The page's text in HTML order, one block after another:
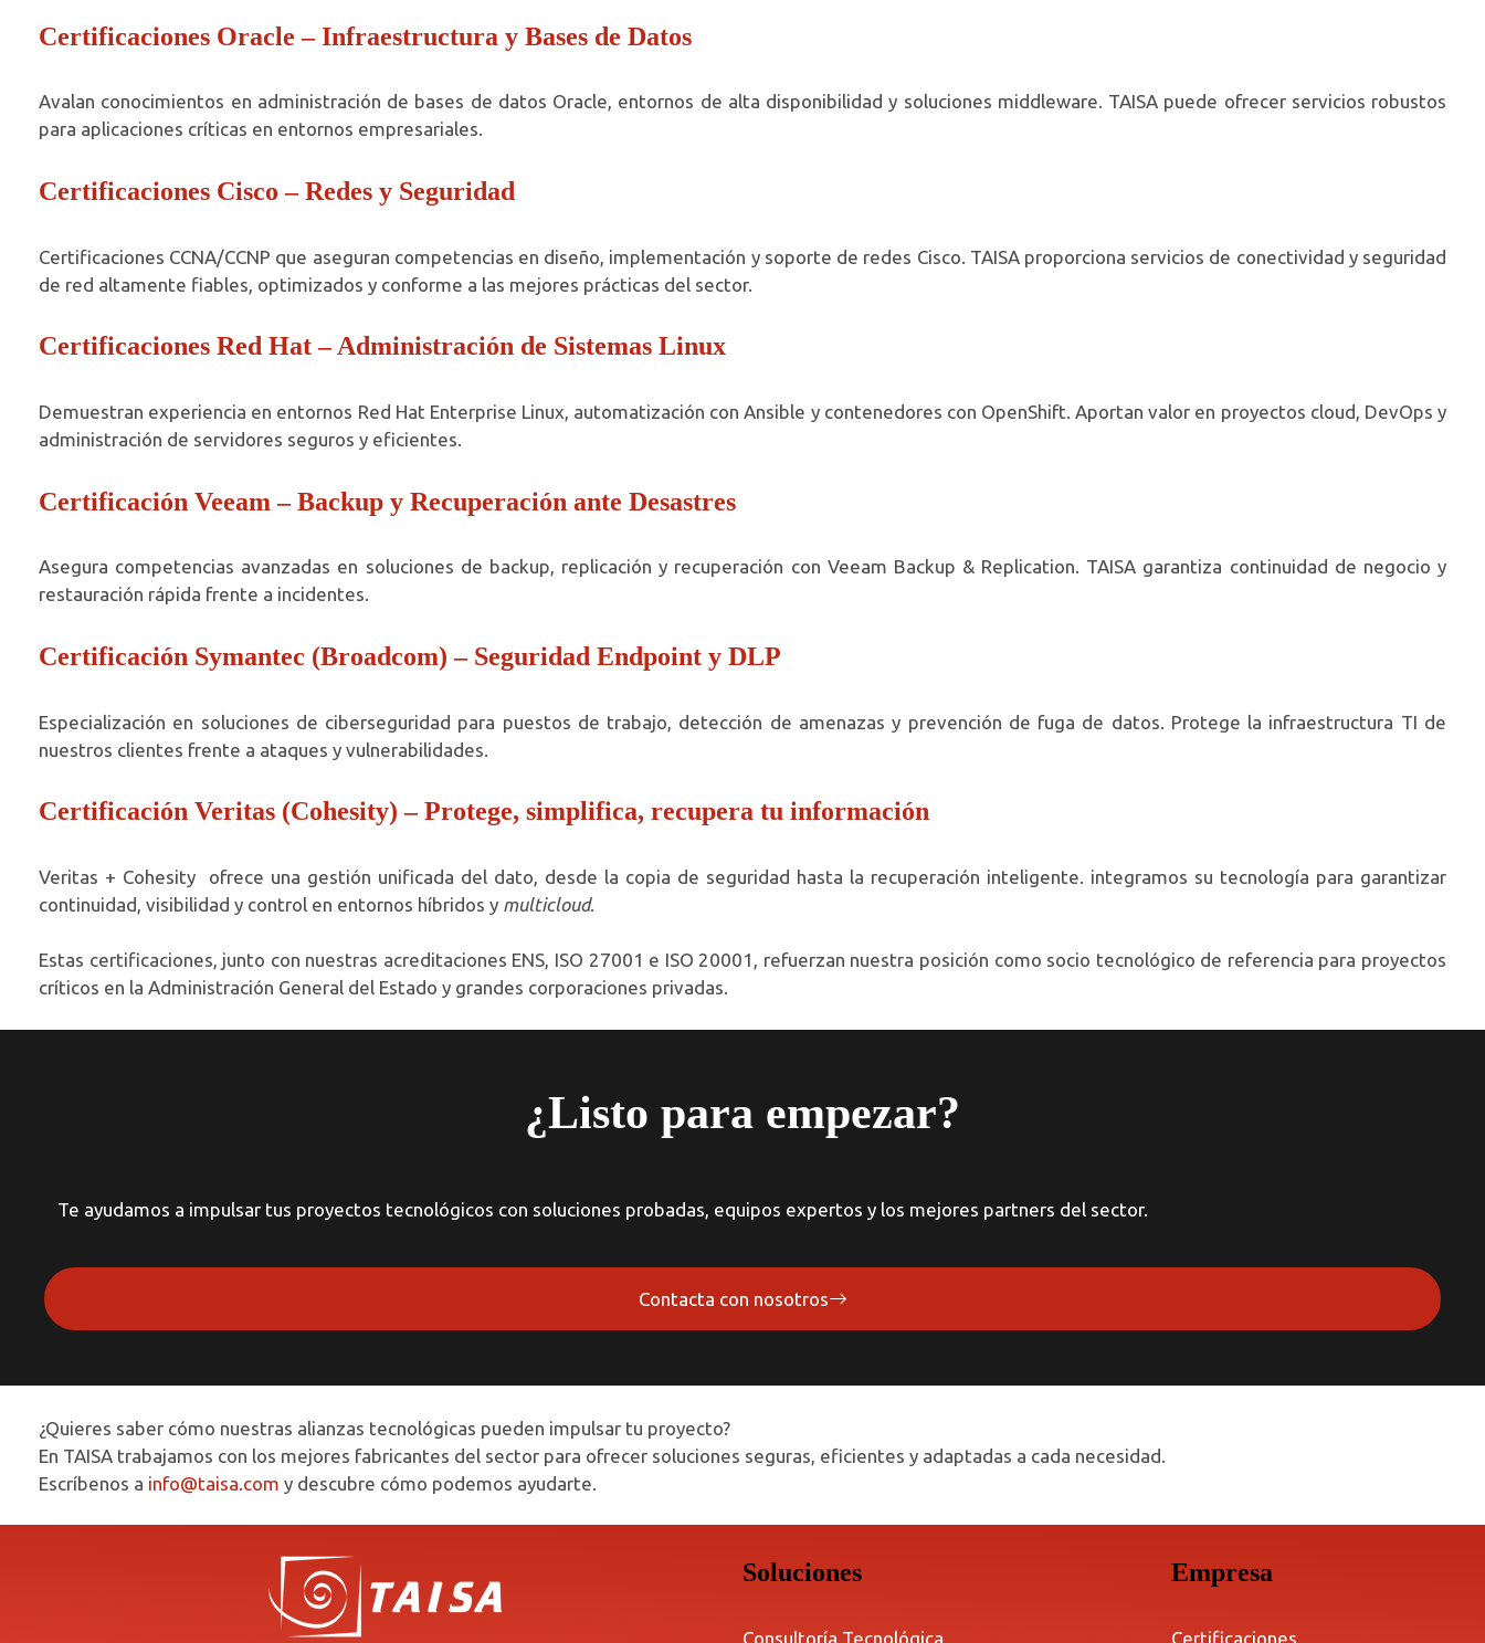
Certificaciones Oracle – Infraestructura y Bases de Datos
Avalan conocimientos en administración de bases de datos Oracle, entornos de alta disponibilidad y soluciones middleware. TAISA puede ofrecer servicios robustos
para aplicaciones críticas en entornos empresariales.
Certificaciones Cisco – Redes y Seguridad
Certificaciones CCNA/CCNP que aseguran competencias en diseño, implementación y soporte de redes Cisco. TAISA proporciona servicios de conectividad y seguridad
de red altamente fiables, optimizados y conforme a las mejores prácticas del sector.
Certificaciones Red Hat – Administración de Sistemas Linux
Demuestran experiencia en entornos Red Hat Enterprise Linux, automatización con Ansible y contenedores con OpenShift. Aportan valor en proyectos cloud, DevOps y
administración de servidores seguros y eficientes.
Certificación Veeam – Backup y Recuperación ante Desastres
Asegura competencias avanzadas en soluciones de backup, replicación y recuperación con Veeam Backup & Replication. TAISA garantiza continuidad de negocio y
restauración rápida frente a incidentes.
Certificación Symantec (Broadcom) – Seguridad Endpoint y DLP
Especialización en soluciones de ciberseguridad para puestos de trabajo, detección de amenazas y prevención de fuga de datos. Protege la infraestructura TI de
nuestros clientes frente a ataques y vulnerabilidades.
Certificación Veritas (Cohesity) – Protege, simplifica, recupera tu información
Veritas + Cohesity ofrece una gestión unificada del dato, desde la copia de seguridad hasta la recuperación inteligente. integramos su tecnología para garantizar
continuidad, visibilidad y control en entornos híbridos y multicloud.
Estas certificaciones, junto con nuestras acreditaciones ENS, ISO 27001 e ISO 20001, refuerzan nuestra posición como socio tecnológico de referencia para proyectos
críticos en la Administración General del Estado y grandes corporaciones privadas.
¿Listo para empezar?
Te ayudamos a impulsar tus proyectos tecnológicos con soluciones probadas, equipos expertos y los mejores partners del sector.
Contacta con nosotros
¿Quieres saber cómo nuestras alianzas tecnológicas pueden impulsar tu proyecto?
En TAISA trabajamos con los mejores fabricantes del sector para ofrecer soluciones seguras, eficientes y adaptadas a cada necesidad.
Escríbenos a info@taisa.com y descubre cómo podemos ayudarte.
Soluciones
Consultoría Tecnológica
Empresa
Certificaciones